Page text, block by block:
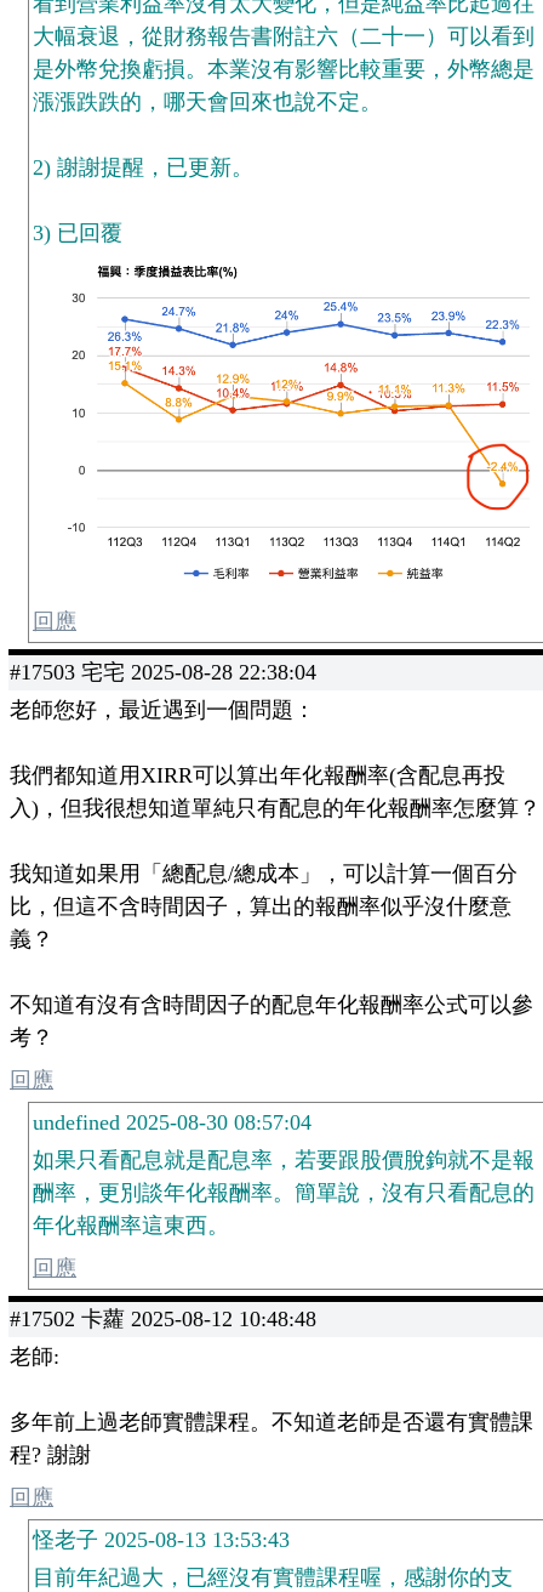
大幅衰退，從財務報告書附註六（二十一）可以看到
是外幣兌換虧損。本業沒有影響比較重要，外幣總是
漲漲跌跌的，哪天會回來也說不定。
2) 謝謝提醒，已更新。
3) 已回覆
回應
#17503 宅宅 2025-08-28 22:38:04
老師您好，最近遇到一個問題：
我們都知道用XIRR可以算出年化報酬率(含配息再投
入)，但我很想知道單純只有配息的年化報酬率怎麼算？
我知道如果用「總配息/總成本」，可以計算一個百分
比，但這不含時間因子，算出的報酬率似乎沒什麼意
義？
不知道有沒有含時間因子的配息年化報酬率公式可以參
考？
回應
undefined 2025-08-30 08:57:04
如果只看配息就是配息率，若要跟股價脫鉤就不是報
酬率，更別談年化報酬率。簡單說，沒有只看配息的
年化報酬率這東西。
回應
#17502 卡蘿 2025-08-12 10:48:48
老師:
多年前上過老師實體課程。不知道老師是否還有實體課
程? 謝謝
回應
怪老子 2025-08-13 13:53:43
目前年紀過大，已經沒有實體課程喔，感謝你的支